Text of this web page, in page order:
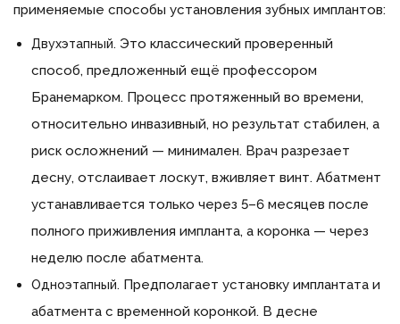
применяемые способы установления зубных имплантов:
Двухэтапный. Это классический проверенный
способ, предложенный ещё профессором
Бранемарком. Процесс протяженный во времени,
относительно инвазивный, но результат стабилен, а
риск осложнений — минимален. Врач разрезает
десну, отслаивает лоскут, вживляет винт. Абатмент
устанавливается только через 5–6 месяцев после
полного приживления импланта, а коронка — через
неделю после абатмента.
Одноэтапный. Предполагает установку имплантата и
абатмента с временной коронкой. В десне